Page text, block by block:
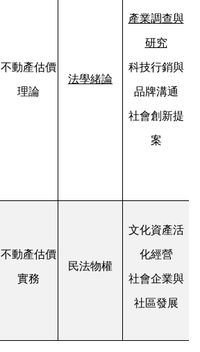
不動產估價
理論
法學緒論
產業調查與
研究
科技行銷與
品牌溝通
社會創新提
案
不動產估價
實務
民法物權
文化資產活
化經營
社會企業與
社區發展